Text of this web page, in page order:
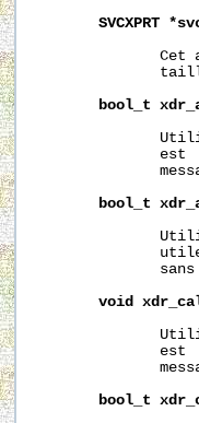
SVCXPRT
Cet
bool_t
est
bool_t
void
est
bool_t